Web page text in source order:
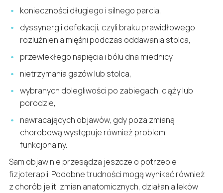
konieczności długiego i silnego parcia,
dyssynergii defekacji, czyli braku prawidłowego
rozluźnienia mięśni podczas oddawania stolca,
przewlekłego napięcia i bólu dna miednicy,
nietrzymania gazów lub stolca,
wybranych dolegliwości po zabiegach, ciąży lub
porodzie,
nawracających objawów, gdy poza zmianą
chorobową występuje również problem
funkcjonalny.
Sam objaw nie przesądza jeszcze o potrzebie
fizjoterapii. Podobne trudności mogą wynikać również
z chorób jelit, zmian anatomicznych, działania leków